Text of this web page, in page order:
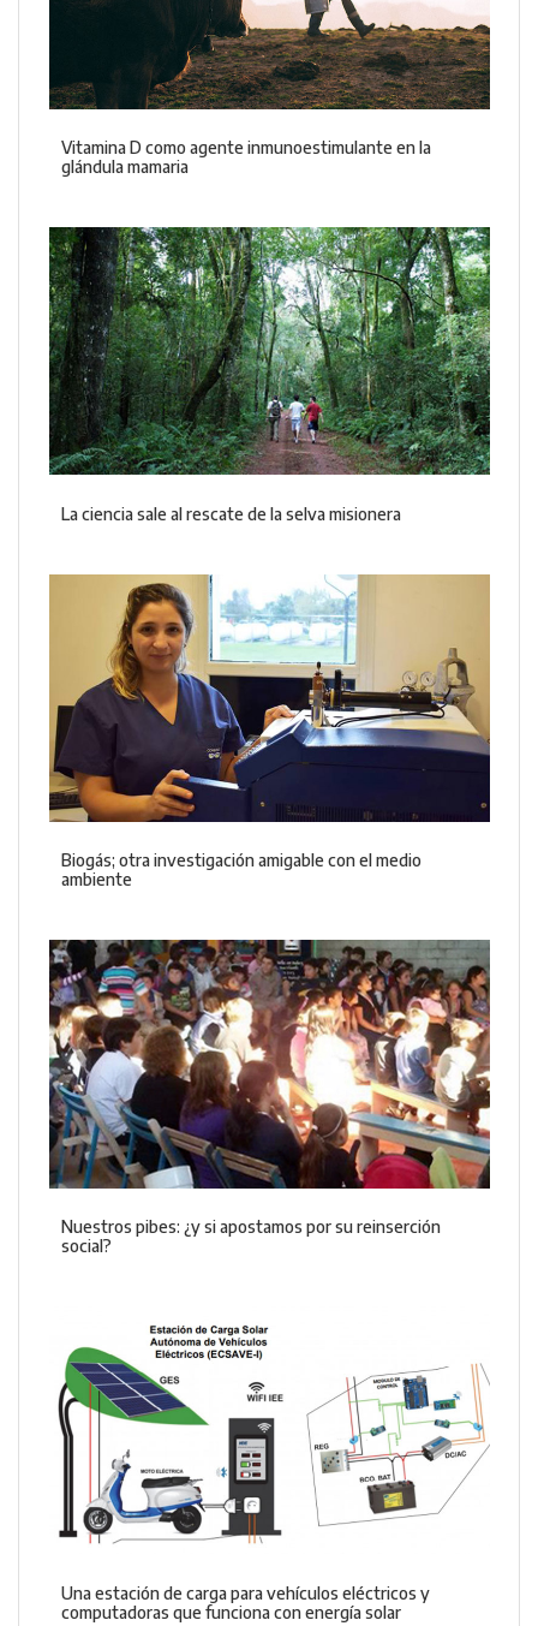
Vitamina D como agente inmunoestimulante en la
glándula mamaria
La ciencia sale al rescate de la selva misionera
Biogás; otra investigación amigable con el medio
ambiente
Nuestros pibes: ¿y si apostamos por su reinserción
social?
Una estación de carga para vehículos eléctricos y
computadoras que funciona con energía solar